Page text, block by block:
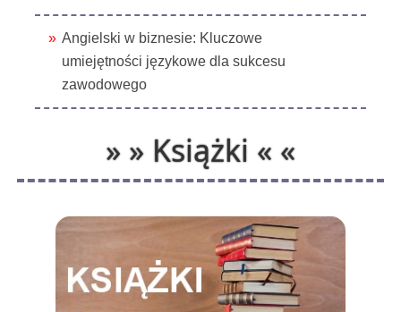
Angielski w biznesie: Kluczowe
umiejętności językowe dla sukcesu
zawodowego
» » Książki « «